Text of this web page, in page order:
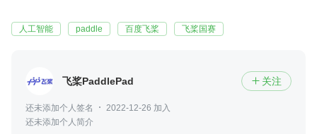
人工智能 paddle 百度飞桨 飞桨国赛
飞桨PaddlePaddle  关注
还未添加个人签名
2022-12-26 加入
还未添加个人简介